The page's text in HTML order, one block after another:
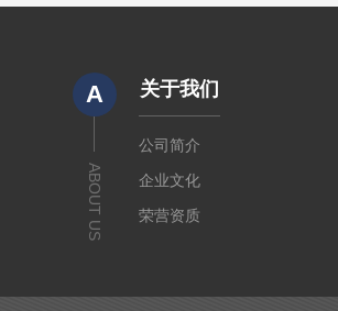
A
ABOUT US
关于我们
公司简介
企业文化
荣营资质